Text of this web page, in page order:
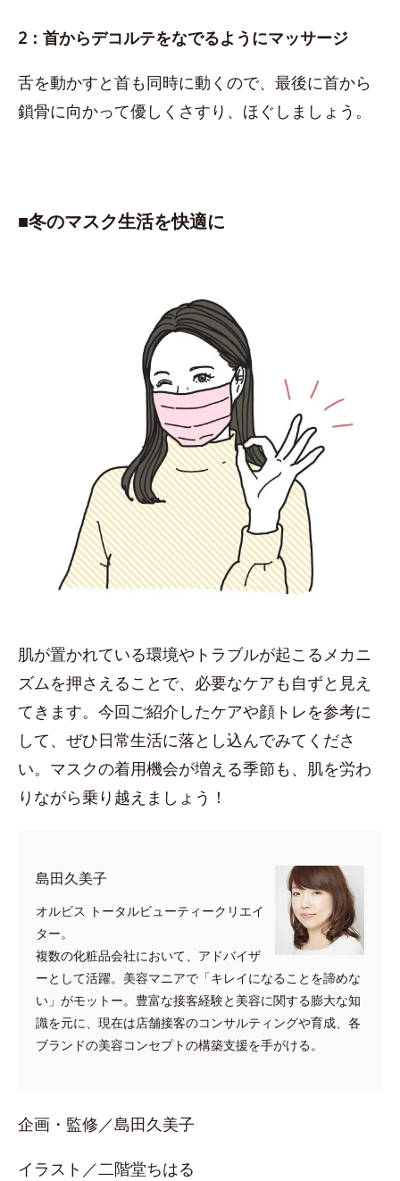
2：首からデコルテをなでるようにマッサージ
舌を動かすと首も同時に動くので、最後に首から
鎖骨に向かって優しくさすり、ほぐしましょう。
■​冬のマスク生活を快適に
肌が置かれている環境やトラブルが起こるメカニ
ズムを押さえることで、必要なケアも自ずと見え
てきます。今回ご紹介したケアや顔トレを参考に
して、ぜひ日常生活に落とし込んでみてくださ
い。マスクの着用機会が増える季節も、肌を労わ
りながら乗り越えましょう！
​島田久美子
オルビス トータルビューティークリエイ
ター。
複数の化粧品会社において、アドバイザ
ーとして活躍。美容マニアで「キレイになることを諦めな
い」がモットー。豊富な接客経験と美容に関する膨大な知
識を元に、現在は店舗接客のコンサルティングや育成、各
ブランドの美容コンセプトの構築支援を手がける。
企画・監修／島田久美子
イラスト／二階堂ちはる